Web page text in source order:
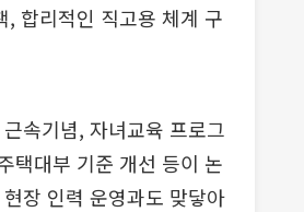
합리적인 직고용 체계 구
속기념, 자녀교육 프로그
택대부 기준 개선 등이 논
장 인력 운영과도 맞닿아